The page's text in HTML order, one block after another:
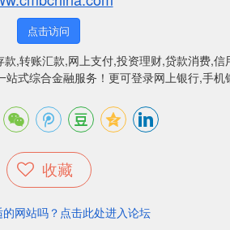
点击访问
,转账汇款,网上支付,投资理财,贷款消费,
式综合金融服务！更可登录网上银行,手
收藏
网站吗？点击此处进入论坛